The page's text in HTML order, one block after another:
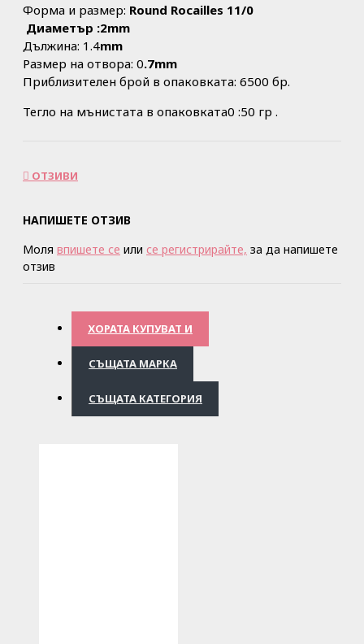
Форма и размер: Round Rocailles 11/0
Диаметър :2mm
Дължина: 1.4mm
Размер на отвора: 0.7mm
Приблизителен брой в опаковката: 6500 бр.
Тегло на мънистата в опаковката0 :50 гр .
ОТЗИВИ
НАПИШЕТЕ ОТЗИВ
Моля впишете се или се регистрирайте, за да напишете
отзив
ХОРАТА КУПУВАТ И
СЪЩАТА МАРКА
СЪЩАТА КАТЕГОРИЯ